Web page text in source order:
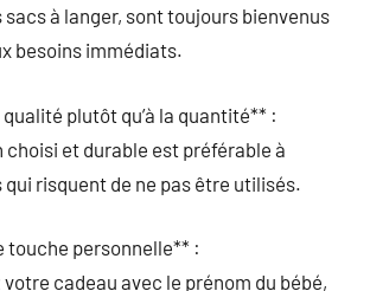
à langer, sont toujours bienvenus
besoins immédiats.
plutôt qu’à la quantité** :
choisi et durable est préférable à
risquent de ne pas être utilisés.
touche personnelle** :
cadeau avec le prénom du bébé,